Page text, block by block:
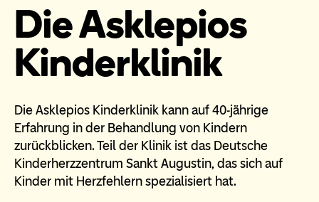
Die Asklepios
Kinderklinik
Die Asklepios Kinderklinik kann auf 40-jährige
Erfahrung in der Behandlung von Kindern
zurückblicken. Teil der Klinik ist das Deutsche
Kinderherzzentrum Sankt Augustin, das sich auf
Kinder mit Herzfehlern spezialisiert hat.